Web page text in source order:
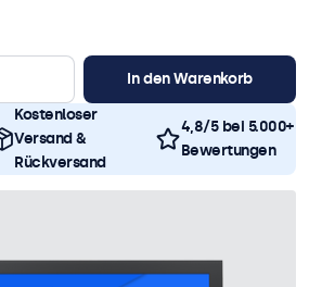
In den Warenkorb
Kostenloser
Versand &
Rückversand
4,8/5 bei 5.000+
Bewertungen